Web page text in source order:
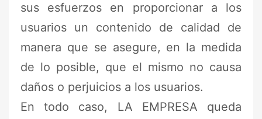
sus esfuerzos en proporcionar a los
usuarios un contenido de calidad de
manera que se asegure, en la medida
de lo posible, que el mismo no causa
daños o perjuicios a los usuarios.
En todo caso, LA EMPRESA queda